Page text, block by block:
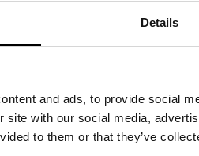
Details
and ads, to provide social
site with our social media,
to them or that they’ve
‰
0,5 ‰ BAC